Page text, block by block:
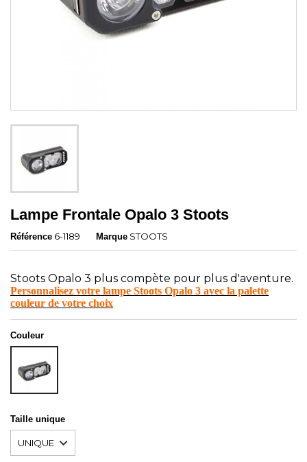
Lampe Frontale Opalo 3 Stoots
Référence 6-1189 Marque STOOTS
Stoots Opalo 3 plus compète pour plus d'aventure.
Personnalisez votre lampe Stoots Opalo 3 avec la palette
couleur de votre choix
Couleur
Taille unique